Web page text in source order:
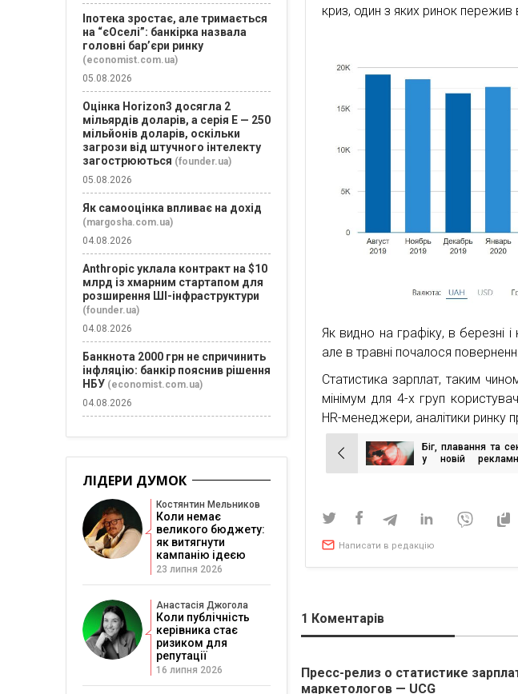
криз, один з яких ринок пережив
Як видно на графіку, в березні і
але в травні почалося
Статистика зарплат, таким
мінімум для 4-х груп
HR-менеджери, аналітики ринку
Навігація
записів
Біг, плавання та
у новій
Написати в редакцію
1 Коментарів
Пресс-релиз о статистике
маркетологов — UCG
Іпотека зростає, але тримається
на “єОселі”: банкірка назвала
головні бар’єри ринку
(economist.com.ua)
05.08.2026
Оцінка Horizon3 досягла 2
мільярдів доларів, а серія E — 250
мільйонів доларів, оскільки
загрози від штучного інтелекту
загострюються (founder.ua)
05.08.2026
Як самооцінка впливає на дохід
(margosha.com.ua)
04.08.2026
Anthropic уклала контракт на $10
млрд із хмарним стартапом для
розширення ШІ-інфраструктури
(founder.ua)
04.08.2026
Банкнота 2000 грн не спричинить
інфляцію: банкір пояснив рішення
НБУ (economist.com.ua)
04.08.2026
ЛІДЕРИ ДУМОК
Костянтин Мельников
Коли немає
великого бюджету:
як витягнути
кампанію ідеєю
23 липня 2026
Анастасія Джогола
Коли публічність
керівника стає
ризиком для
репутації
16 липня 2026